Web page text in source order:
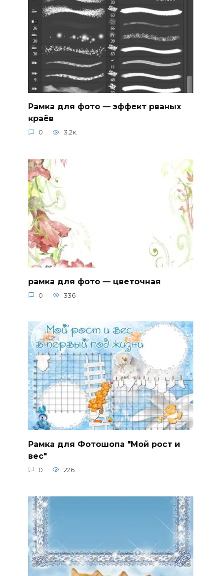
Рамка для фото — эффект рваных
краёв
0 3.2к.
рамка для фото — цветочная
0 336
Рамка для Фотошопа "Мой рост и
вес"
0 226